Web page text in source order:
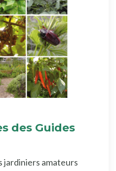
des Guides
jardiniers amateurs